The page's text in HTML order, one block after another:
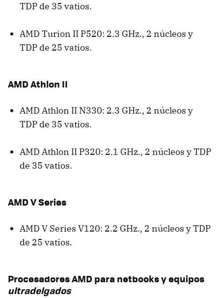
TDP de 35 vatios.
AMD Turion II P520: 2.3 GHz., 2 núcleos y
TDP de 25 vatios.
AMDAthlon II
AMD Athlon II N330: 2.3 GHz., 2 núcleos y
TDP de 35 vatios.
AMD Athlon II P320: 2.1 GHz., 2 núcleos yTDP
de 35 vatios.
AMDV Series
AMD V Series V120: 2.2 GHz., 2 núcleos yTDP
de 25 vatios.
ProcesadoresAMD para netbooks y equipos
ultradelgados